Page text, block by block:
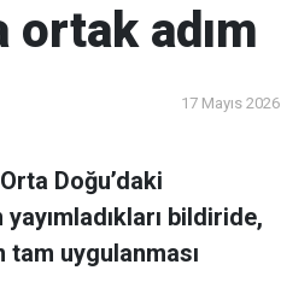
ortak adım
17 Mayıs 2026
Doğu’daki
bildiride,
tam uygulanması